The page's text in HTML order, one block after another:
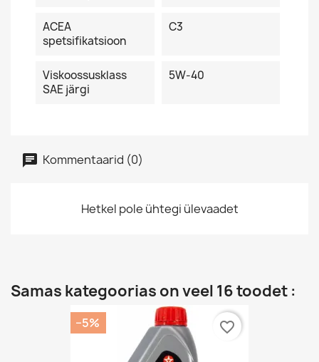
ACEA
spetsifikatsioon
C3
Viskoossusklass
SAE järgi
5W-40
Kommentaarid (0)
Hetkel pole ühtegi ülevaadet
Samas kategoorias on veel 16 toodet :
−5% favorite_border